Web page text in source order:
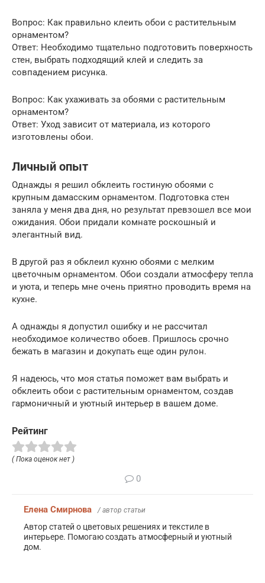
Вопрос: Как правильно клеить обои с растительным
орнаментом?
Ответ: Необходимо тщательно подготовить поверхность
стен, выбрать подходящий клей и следить за
совпадением рисунка.
Вопрос: Как ухаживать за обоями с растительным
орнаментом?
Ответ: Уход зависит от материала, из которого
изготовлены обои.
Личный опыт
Однажды я решил обклеить гостиную обоями с
крупным дамасским орнаментом. Подготовка стен
заняла у меня два дня, но результат превзошел все мои
ожидания. Обои придали комнате роскошный и
элегантный вид.
В другой раз я обклеил кухню обоями с мелким
цветочным орнаментом. Обои создали атмосферу тепла
и уюта, и теперь мне очень приятно проводить время на
кухне.
А однажды я допустил ошибку и не рассчитал
необходимое количество обоев. Пришлось срочно
бежать в магазин и докупать еще один рулон.
Я надеюсь, что моя статья поможет вам выбрать и
обклеить обои с растительным орнаментом, создав
гармоничный и уютный интерьер в вашем доме.
Рейтинг
( Пока оценок нет )
0
Елена Смирнова / автор статьи
Автор статей о цветовых решениях и текстиле в
интерьере. Помогаю создать атмосферный и уютный
дом.